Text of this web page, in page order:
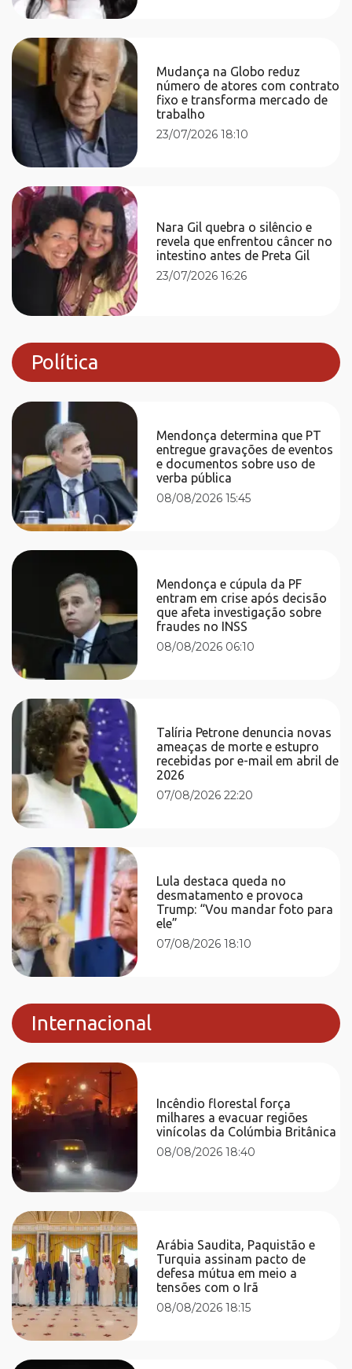
Mudança na Globo reduz
número de atores com contrato
fixo e transforma mercado de
trabalho
23/07/2026 18:10
Nara Gil quebra o silêncio e
revela que enfrentou câncer no
intestino antes de Preta Gil
23/07/2026 16:26
Política
Mendonça determina que PT
entregue gravações de eventos
e documentos sobre uso de
verba pública
08/08/2026 15:45
Mendonça e cúpula da PF
entram em crise após decisão
que afeta investigação sobre
fraudes no INSS
08/08/2026 06:10
Talíria Petrone denuncia novas
ameaças de morte e estupro
recebidas por e-mail em abril de
2026
07/08/2026 22:20
Lula destaca queda no
desmatamento e provoca
Trump: “Vou mandar foto para
ele”
07/08/2026 18:10
Internacional
Incêndio florestal força
milhares a evacuar regiões
vinícolas da Colúmbia Britânica
08/08/2026 18:40
Arábia Saudita, Paquistão e
Turquia assinam pacto de
defesa mútua em meio a
tensões com o Irã
08/08/2026 18:15